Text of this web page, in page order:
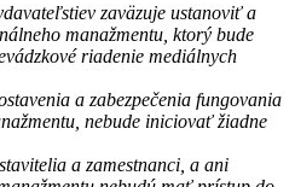
zaväzuje ustanoviť a
manažmentu, ktorý bude
riadenie mediálnych
a zabezpečenia fungovania
nebude iniciovať žiadne
a zamestnanci, a ani